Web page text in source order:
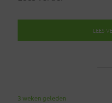
LEES
3 weken geleden